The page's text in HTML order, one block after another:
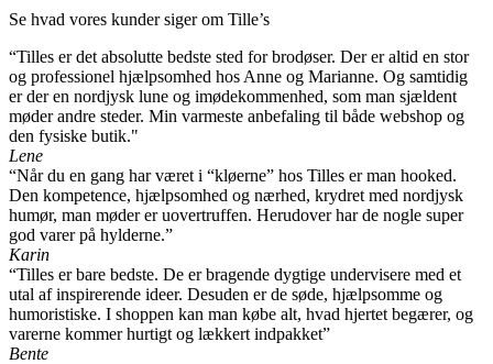
Se hvad vores kunder siger om Tille’s
“Tilles er det absolutte bedste sted for brodøser. Der er altid en stor
og professionel hjælpsomhed hos Anne og Marianne. Og samtidig
er der en nordjysk lune og imødekommenhed, som man sjældent
møder andre steder. Min varmeste anbefaling til både webshop og
den fysiske butik."
Lene
“Når du en gang har været i “kløerne” hos Tilles er man hooked.
Den kompetence, hjælpsomhed og nærhed, krydret med nordjysk
humør, man møder er uovertruffen. Herudover har de nogle super
god varer på hylderne.”
Karin
“Tilles er bare bedste. De er bragende dygtige undervisere med et
utal af inspirerende ideer. Desuden er de søde, hjælpsomme og
humoristiske. I shoppen kan man købe alt, hvad hjertet begærer, og
varerne kommer hurtigt og lækkert indpakket”
Bente